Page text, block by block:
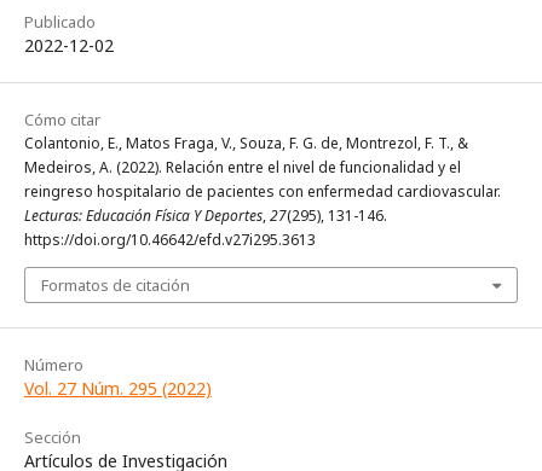
Publicado
2022-12-02
Cómo citar
Colantonio, E., Matos Fraga, V., Souza, F. G. de, Montrezol, F. T., &
Medeiros, A. (2022). Relación entre el nivel de funcionalidad y el
reingreso hospitalario de pacientes con enfermedad cardiovascular.
Lecturas: Educación Física Y Deportes,27(295), 131-146.
https://doi.org/10.46642/efd.v27i295.3613
Formatos de citación
Número
Vol. 27 Núm. 295 (2022)
Sección
Artículos de Investigación